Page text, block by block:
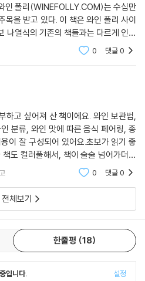
인 폴리(WINEFOLLY.COM)는 수십만
목을 받고 있다. 이 책은 와인 폴리 사이
나열식의 기존의 책들과는 다르게 인포
해 소개하고 있다. 와인의 기초 상식에
0 댓글0
하고 싶어져 산 책이에요. 와인 보관법,
분류, 와인 맛에 따른 음식 페어링, 종
이 잘 구성되어 있어요.초보가 읽기 좋
도 컬러풀해서, 책이 술술 넘어가더라
고 있으면 당장 와인 사서 마셔보고 싶
0 댓글0
체보기
한줄평 18
입니다. 설정